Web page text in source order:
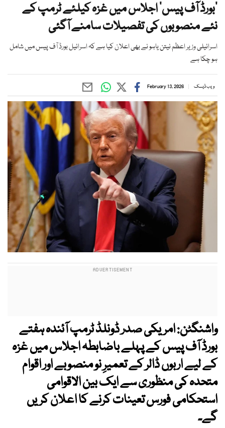
‘بورڈ آف پیس‘ اجلاس میں غزہ کیلئے ٹرمپ کے
نئے منصوبوں کی تفصیلات سامنے آگئی
اسرائیلی وزیر اعظم نیتن یاہو نے بھی اعلان کیا ہے کہ اسرائیل بورڈ آف پیس میں شامل
ہو چکا ہے
ویب ڈیسک February 13, 2026
واشنگٹن: امریکی صدر ڈونلڈ ٹرمپ آئندہ ہفتے
بورڈ آف پیس کے پہلے باضابطہ اجلاس میں غزہ
کے لیے اربوں ڈالر کے تعمیرِ نو منصوبے اور اقوام
متحدہ کی منظوری سے ایک بین الاقوامی
استحکامی فورس تعینات کرنے کا اعلان کریں
گے۔